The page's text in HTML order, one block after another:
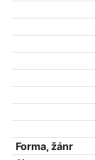
Forma, žánr